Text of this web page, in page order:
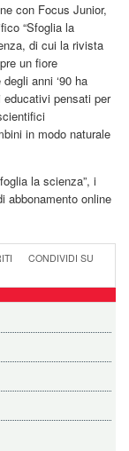
con Focus Junior,
“Sfoglia la
di cui la rivista
un fiore
anni ‘90 ha
pensati per
in modo naturale
la scienza”, i
abbonamento online
CONDIVIDI SU